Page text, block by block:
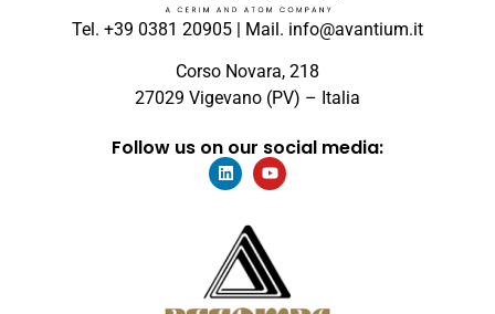
Tel. +39 0381 20905 | Mail. info@avantium.it
Corso Novara, 218
27029 Vigevano (PV) – Italia
Follow us on our social media: